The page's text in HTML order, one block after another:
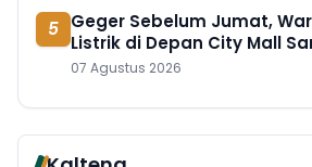
5 Geger Sebelum Jumat,
Listrik di Depan City Mall
07 Agustus 2026